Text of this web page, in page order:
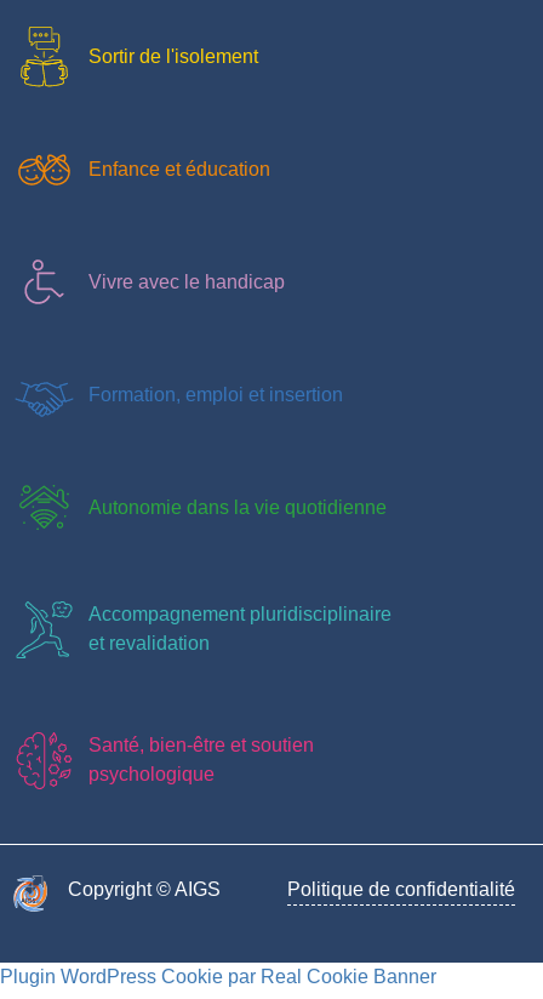
Sortir de l'isolement
Enfance et éducation
Vivre avec le handicap
Formation, emploi et insertion
Autonomie dans la vie quotidienne
Accompagnement pluridisciplinaire
et revalidation
Santé, bien-être et soutien
psychologique
Copyright © AIGS​ Politique de confidentialité
Plugin WordPress Cookie par Real Cookie Banner